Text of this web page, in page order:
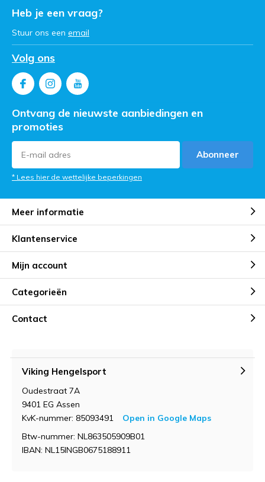
Heb je een vraag?
Stuur ons een email
Volg ons
Ontvang de nieuwste aanbiedingen en
promoties
Abonneer
* Lees hier de wettelijke beperkingen
Meer informatie
Klantenservice
Mijn account
Categorieën
Contact
Viking Hengelsport
Oudestraat 7A
9401 EG Assen
KvK-nummer: 85093491
Open in Google Maps
Btw-nummer: NL863505909B01
IBAN: NL15INGB0675188911